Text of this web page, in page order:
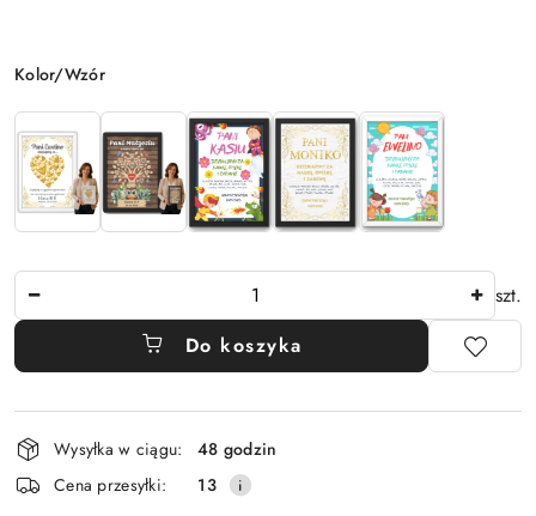
Wariant
Kolor/Wzór
szt.
Do koszyka
Dostępność
i
dostawa
Wysyłka w ciągu:
48 godzin
Cena przesyłki:
13